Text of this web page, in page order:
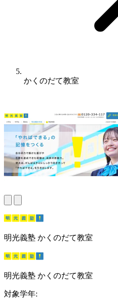
かくのだて教室
明光義塾 かくのだて教室
明光義塾 かくのだて教室
対象学年: